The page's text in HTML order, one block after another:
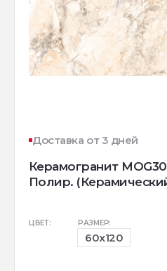
Доставка от 3 дней
Керамогранит
Полир.
ЦВЕТ: РАЗМЕР:
60x120